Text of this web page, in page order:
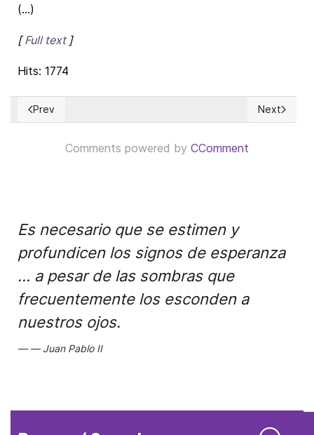
(...)
[Full text]
Hits: 1774
Previous article: How can America bless Israel?
Prev Next
Next
Comments powered by CComment
Es necesario que se estimen y
profundicen los signos de esperanza
... a pesar de las sombras que
frecuentemente los esconden a
nuestros ojos.
Juan Pablo II